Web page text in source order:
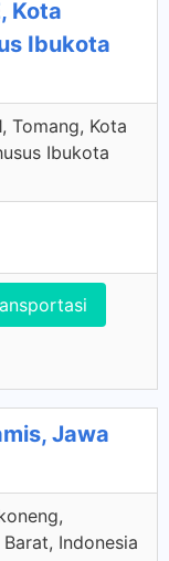
Kota
Ibukota
Tomang, Kota
Ibukota
Jawa
Indonesia